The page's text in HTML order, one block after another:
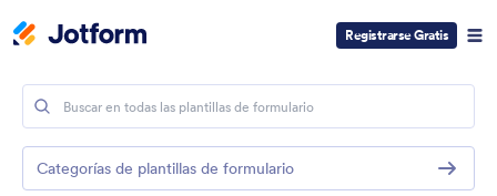
Registrarse Gratis
Categorías de plantillas de formulario